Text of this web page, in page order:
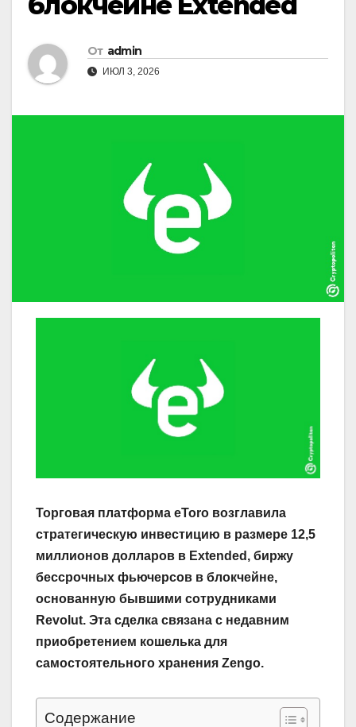
От admin
ИЮЛ 3, 2026
Торговая платформа eToro возглавила
стратегическую инвестицию в размере 12,5
миллионов долларов в Extended, биржу
бессрочных фьючерсов в блокчейне,
основанную бывшими сотрудниками
Revolut. Эта сделка связана с недавним
приобретением кошелька для
самостоятельного хранения Zengo.
Содержание